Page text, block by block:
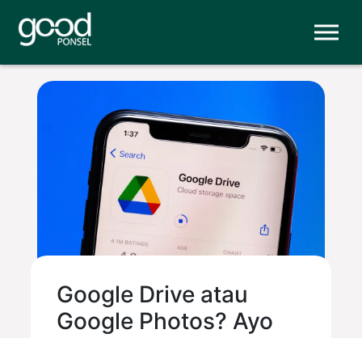
Google Drive atau
Google Photos? Ayo